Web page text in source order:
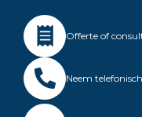
Offerte of
Neem